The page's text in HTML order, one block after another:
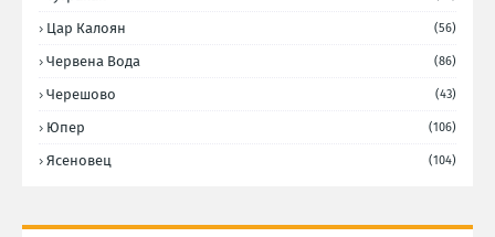
Цар Калоян (56)
Червена Вода (86)
Черешово (43)
Юпер (106)
Ясеновец (104)